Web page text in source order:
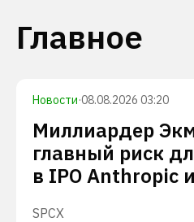
Главное
Новости·08.08.2026 03:20
Миллиардер
главный риск
в IPO Anthropic
SPCX